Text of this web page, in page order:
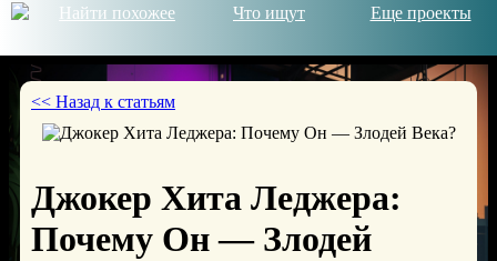
Найти похожее Что ищут Еще проекты
<< Назад к статьям
Джокер Хита Леджера:
Почему Он — Злодей